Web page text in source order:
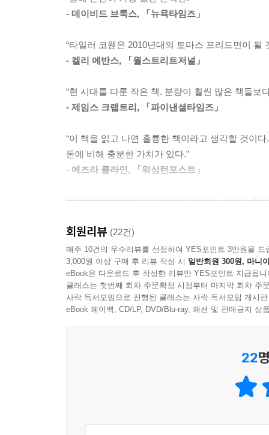
성장할 것으로 믿었기 때문에 탐욕이 발생했다는
경제성장은 멈추었다
세 가지로 광활한 토지, 혁신적인 신기술, 교육
적용하기 어려울 것이다. 저자는 한국과 같은
첫째, 혁신적인 신기술. 1880년에서 1940년까
비행기, 전화기, 전화기 등이 이 기간에 집중적으
둘째, 교육시스템. 과거 미국이나 한국이나 대학
못하고 농사를 짓고 있었다. 교육시스템의 발전
있었다. 하지만 현재는 대학에 진학하는 학생의
셋째, 성장 따라잡기. 한국을 비롯한 과거의 개
GDP는 성장했지만 실질소득은 성장하지 않았다
- 데이비드 브룩스, 「뉴욕타임즈」
“타일러 코웬은 2010년대의 토마스 프리드먼이 될
- 켈리 에반스, 「월스트리트저널」
“현 시대를 다룬 작은 책. 분량이 훨씬 많은 책들보
- 제임스 크랩트리, 「파이낸셜타임즈」
“이 책을 읽고 나면 훌륭한 책이라고 생각할 것이
돈에 비해 충분한 가치가 있다.”
- 에즈라 클라인, 「워싱턴포스트」
“조지메이슨대학교의 경제학자 타일러 코웬이 짧
“타일러 코웬은 없어서는 안 될 경제전문가가 되었
- 매슈 셰퍼, 「내셔널리뷰」
“미국은 300년이 넘는 지난 시간 동안 쉽게 따
소진되었다고 한다. 하지만 사람들은 쉽게 따는
“150년 동안 빠른 경제성장과 발전을 가져온 쉽
회원리뷰 (22건)
매주 10건의 우수리뷰를 선정하여 YES포인트 3만원을 드
3,000원 이상 구매 후 리뷰 작성 시 일반회원 300원, 마니
eBook은 다운로드 후 작성한 리뷰만 YES포인트 지급됩니
클래스는 첫번째 회차 주문확정 시점부터 마지막 회차 주
사락 독서모임으로 진행된 클래스는 사락 독서모임 게시
eBook 페이백, CD/LP, DVD/Blu-ray, 패션 및 판매금지 상
22